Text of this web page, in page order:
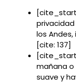
los
[cite: 137]
mañana o
suave y